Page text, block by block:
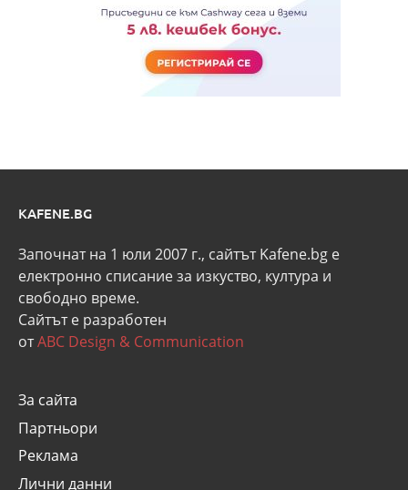
KAFENE.BG
Започнат на 1 юли 2007 г., сайтът Kafene.bg e
eлектронно списание за изкуство, култура и
свободно време.
Сайтът е разработен
отABC Design & Communication
За сайта
Партньори
Реклама
Лични данни